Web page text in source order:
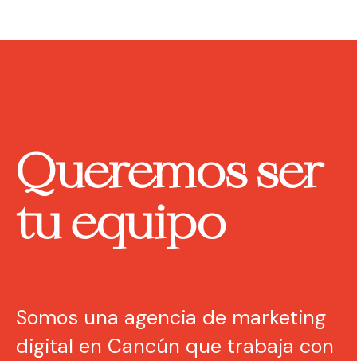
Queremos ser
tu equipo
Somos una agencia de marketing
digital en Cancún que trabaja con